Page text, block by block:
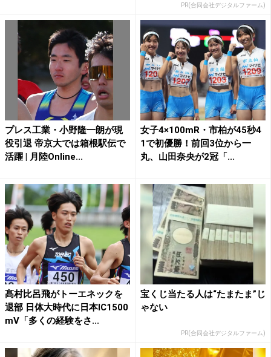
PR(合同会社デジタルファーム)
プレス工業・小野隆一朗が現
役引退 帝京大では箱根駅伝で
活躍 | 月陸Online...
女子4×100mR・市柏が45秒4
1で初優勝！前回3位から一
丸、山田奈央が2冠「...
髙村比呂飛がトーエネックを
退部 日体大時代に日本IC1500
mV「多くの経験をさ...
宝くじ当たる人は“たまたま”じ
ゃない
PR(合同会社デジタルファーム)